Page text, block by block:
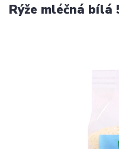
Rýže mléčná bílá